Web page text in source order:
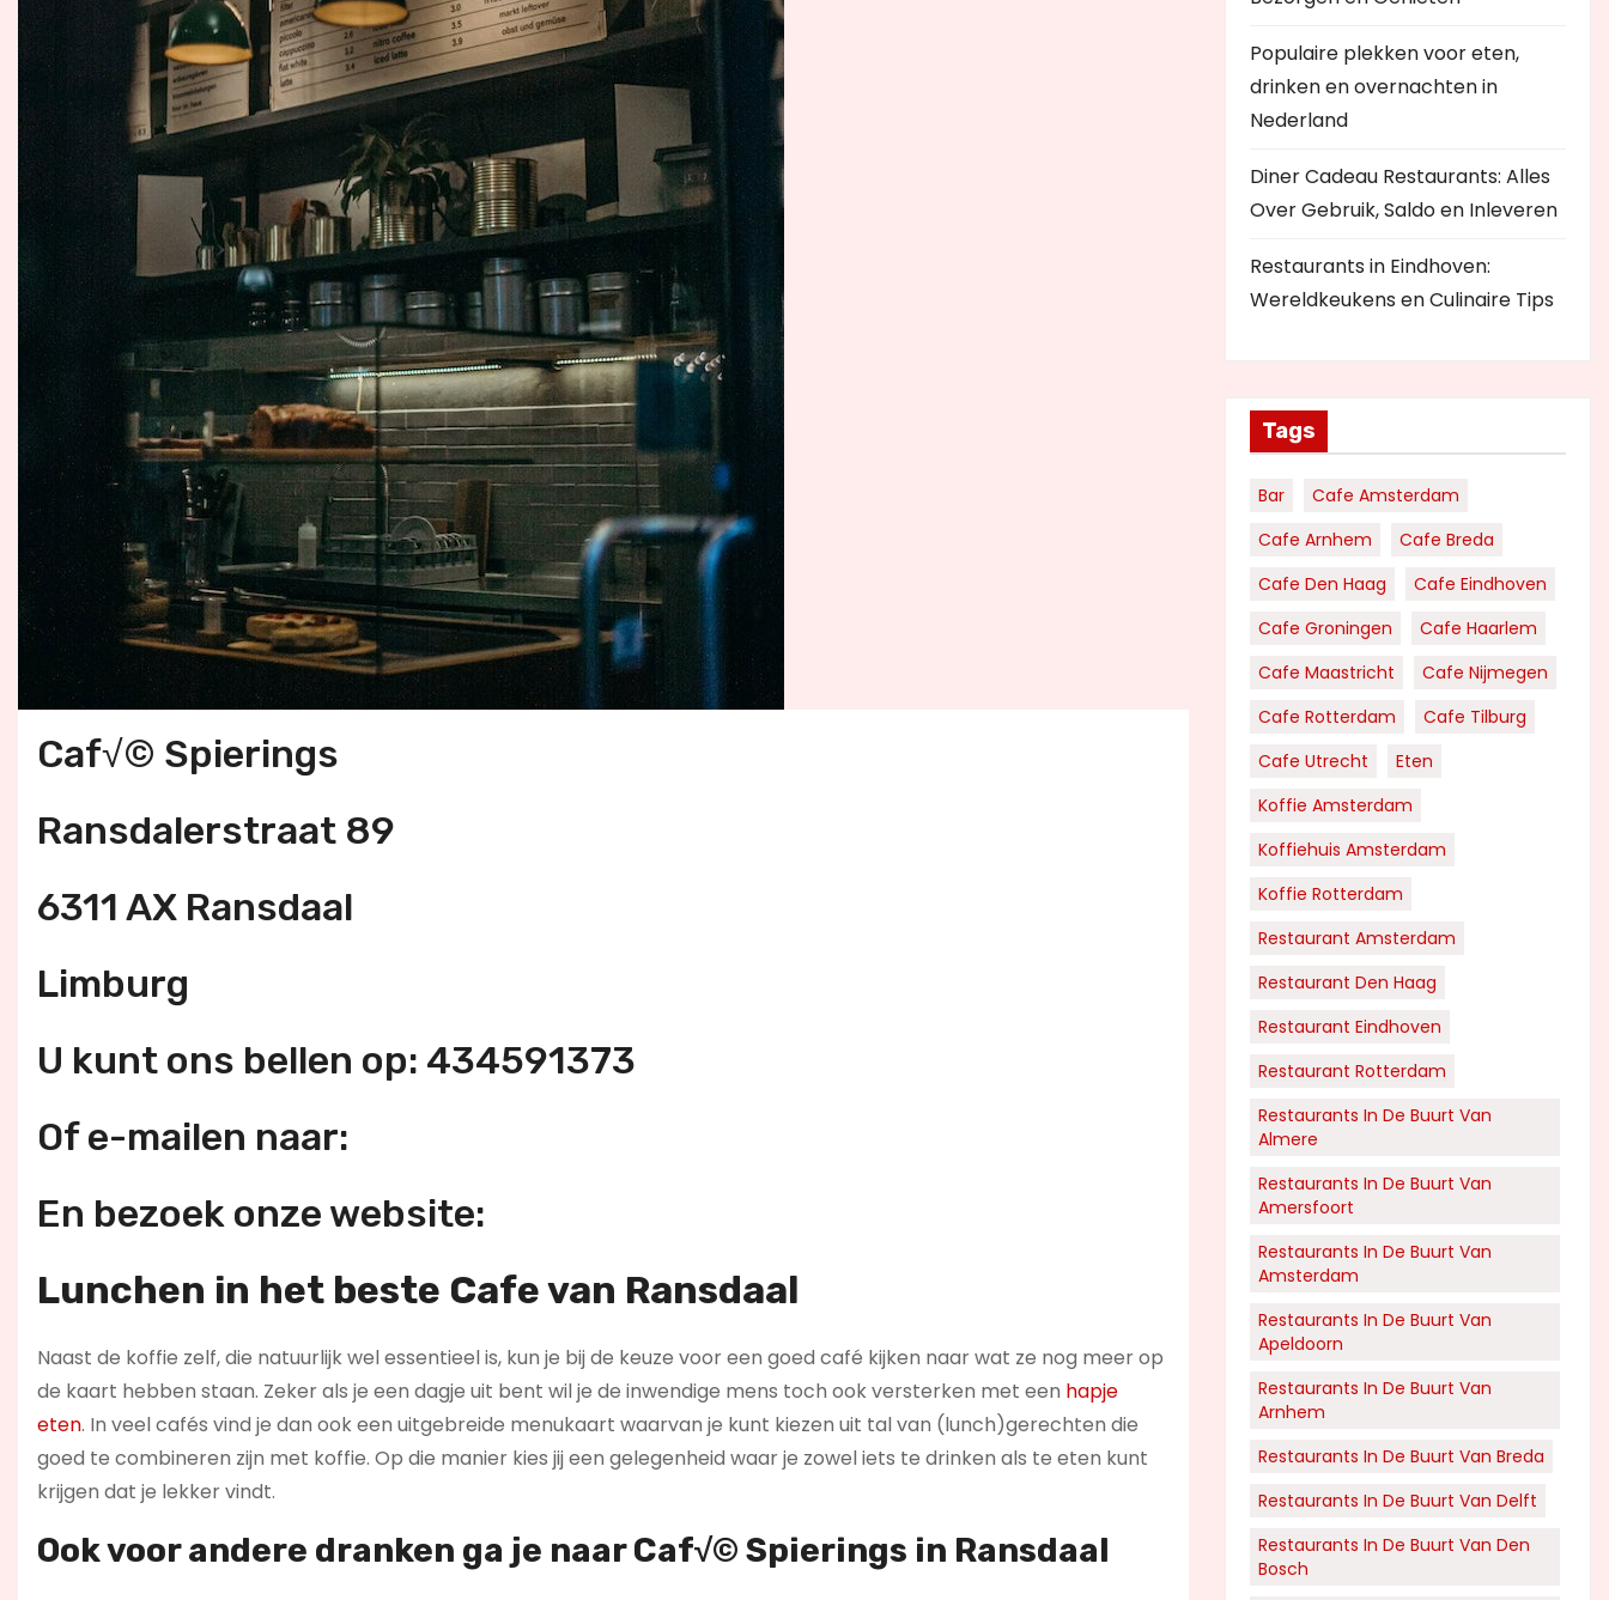
Caf√© Spierings
Ransdalerstraat 89
6311 AX Ransdaal
Limburg
U kunt ons bellen op: 434591373
Of e-mailen naar:
En bezoek onze website:
Lunchen in het beste Cafe van Ransdaal
Naast de koffie zelf, die natuurlijk wel essentieel is, kun je bij de keuze voor een goed café kijken naar wat ze nog meer op
de kaart hebben staan. Zeker als je een dagje uit bent wil je de inwendige mens toch ook versterken met een hapje
eten. In veel cafés vind je dan ook een uitgebreide menukaart waarvan je kunt kiezen uit tal van (lunch)gerechten die
goed te combineren zijn met koffie. Op die manier kies jij een gelegenheid waar je zowel iets te drinken als te eten kunt
krijgen dat je lekker vindt.
Ook voor andere dranken ga je naar Caf√© Spierings in Ransdaal
Populaire plekken voor eten,
drinken en overnachten in
Nederland
Diner Cadeau Restaurants: Alles
Over Gebruik, Saldo en Inleveren
Restaurants in Eindhoven:
Wereldkeukens en Culinaire Tips
Tags
Bar
Cafe Amsterdam
Cafe Arnhem
Cafe Breda
Cafe Den Haag
Cafe Eindhoven
Cafe Groningen
Cafe Haarlem
Cafe Maastricht
Cafe Nijmegen
Cafe Rotterdam
Cafe Tilburg
Cafe Utrecht
Eten
Koffie Amsterdam
Koffiehuis Amsterdam
Koffie Rotterdam
Restaurant Amsterdam
Restaurant Den Haag
Restaurant Eindhoven
Restaurant Rotterdam
Restaurants In De Buurt Van
Almere
Restaurants In De Buurt Van
Amersfoort
Restaurants In De Buurt Van
Amsterdam
Restaurants In De Buurt Van
Apeldoorn
Restaurants In De Buurt Van
Arnhem
Restaurants In De Buurt Van Breda
Restaurants In De Buurt Van Delft
Restaurants In De Buurt Van Den
Bosch